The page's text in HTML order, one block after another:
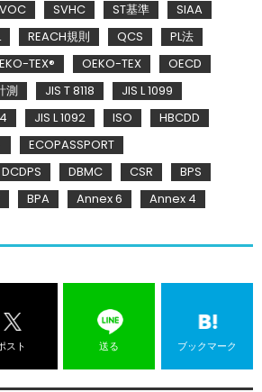
SVHC ST基準
SIAA
REACH規則 QCS
PL法
TEX® OEKO-TEX
OECD
測 JIS T 8118
JIS L 1099
JIS L 1092 ISO
HBCDD
ECOPASSPORT
DCDPS DBMC CSR
BPS
BPA Annex 6 Annex 4
スト 送る ブックマーク